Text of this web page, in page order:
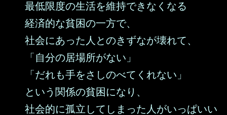
最低限度の生活を維持できなくなる
経済的な貧困の一方で、
社会にあった人とのきずなが壊れて、
「自分の居場所がない」
「だれも手をさしのべてくれない」
という関係の貧困になり、
社会的に孤立してしまった人がいっぱいい